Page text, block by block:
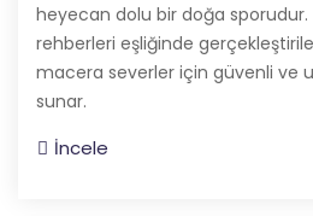
heyecan dolu bir doğa sporudur.
rehberleri eşliğinde
macera severler için güvenli ve
sunar.
İncele